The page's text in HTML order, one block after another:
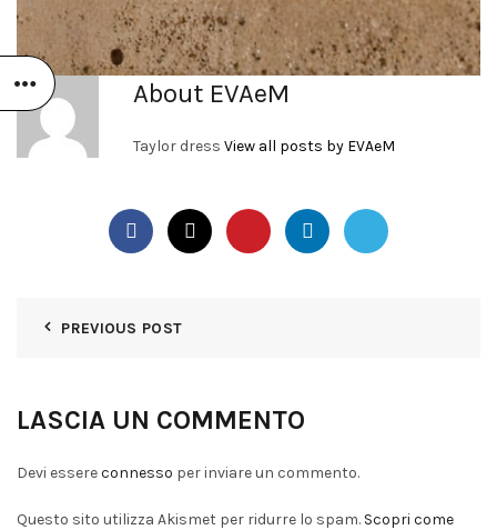
About EVAeM
Taylor dress View all posts by EVAeM
PREVIOUS POST
LASCIA UN COMMENTO
Devi essereconnesso per inviare un commento.
Questo sito utilizza Akismet per ridurre lo spam. Scopri come